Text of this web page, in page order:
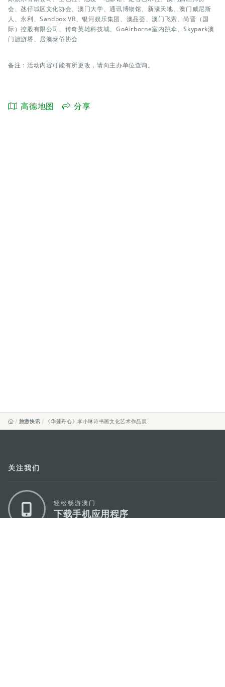
会、氹仔城区文化协会、澳门大学、通讯博物馆、新濠天地、澳门威尼斯
人、永利、Sandbox VR、银河娱乐集团、澳品荟、澳门飞索、尚晋（国
际）控股有限公司、传奇英雄科技城、GoAirborne室内跳伞、Skypark澳
门旅游塔、居澳泰侨协会
备注：活动内容可能有所更改，请向主办单位查询。
高德地图 分享
旅游快讯 《华莲丹心》李小琳诗书画文化艺术作品展
关注我们
轻松畅游澳门
下载手机应用程序